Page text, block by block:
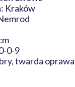
Kraków
0-9
twarda